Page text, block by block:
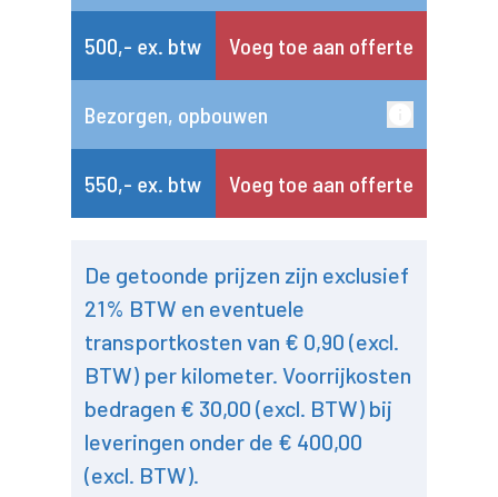
500,- ex. btw Voeg toe aan offerte
Bezorgen, opbouwen
550,- ex. btw Voeg toe aan offerte
De getoonde prijzen zijn exclusief
21% BTW en eventuele
transportkosten van € 0,90 (excl.
BTW) per kilometer. Voorrijkosten
bedragen € 30,00 (excl. BTW) bij
leveringen onder de € 400,00
(excl. BTW).